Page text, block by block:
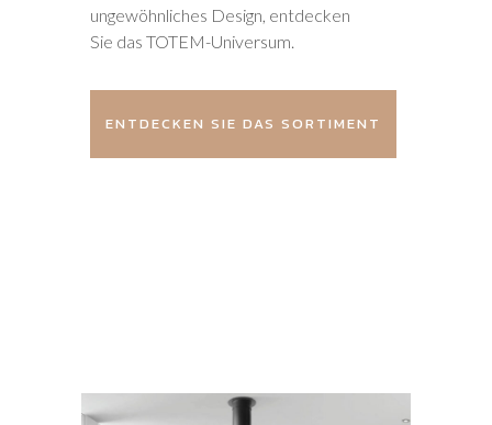
ungewöhnliches Design, entdecken
Sie das TOTEM-Universum.
ENTDECKEN SIE DAS SORTIMENT